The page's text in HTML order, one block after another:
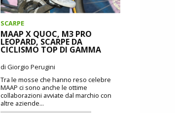
SCARPE
MAAP X QUOC, M3 PRO
LEOPARD, SCARPE DA
CICLISMO TOP DI GAMMA
di Giorgio Perugini
Tra le mosse che hanno reso celebre
MAAP ci sono anche le ottime
collaborazioni avviate dal marchio con
altre aziende...